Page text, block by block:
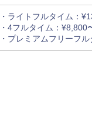
・ライトフルタイム：
・4フルタイム：¥8,800
・プレミアムフリーフ